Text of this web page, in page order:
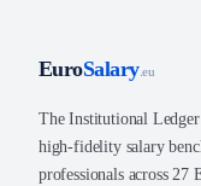
EuroSalary.eu
The Institutional
high-fidelity salary
professionals across 27